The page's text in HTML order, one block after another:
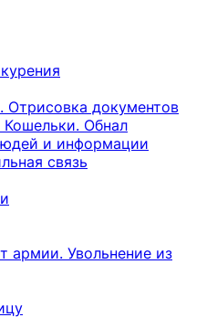
Отрисовка документов
Обнал
и информации
связь
армии. Увольнение из